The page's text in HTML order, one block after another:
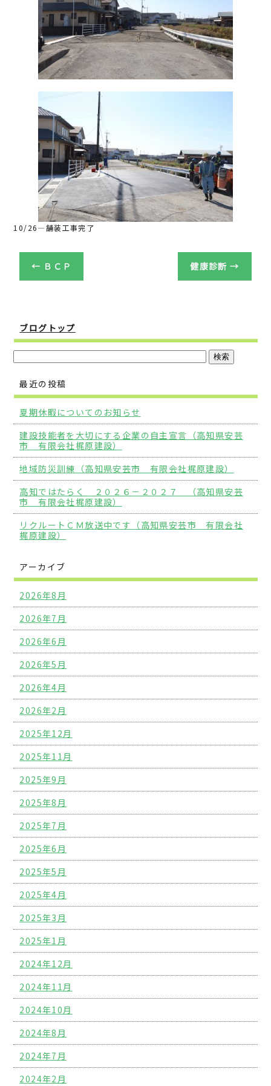
10/26—舗装工事完了
← ＢＣＰ 健康診断→
ブログトップ
最近の投稿
夏期休暇についてのお知らせ
建設技能者を大切にする企業の自主宣言（高知県安芸
市 有限会社梶原建設）
地域防災訓練（高知県安芸市 有限会社梶原建設）
高知ではたらく ２０２６－２０２７ （高知県安芸
市 有限会社梶原建設）
リクルートＣＭ放送中です（高知県安芸市 有限会社
梶原建設）
アーカイブ
2026年8月
2026年7月
2026年6月
2026年5月
2026年4月
2026年2月
2025年12月
2025年11月
2025年9月
2025年8月
2025年7月
2025年6月
2025年5月
2025年4月
2025年3月
2025年1月
2024年12月
2024年11月
2024年10月
2024年8月
2024年7月
2024年2月